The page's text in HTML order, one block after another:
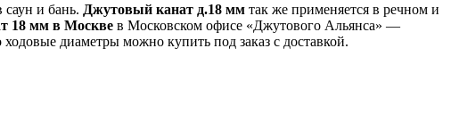
и бань. Джутовый канат д.18 мм так же применяется в речном и
18 мм в Москве в Московском офисе «Джутового Альянса» —
диаметры можно купить под заказ с доставкой.